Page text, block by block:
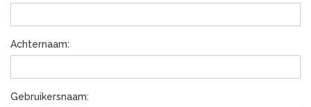
Achternaam:
Gebruikersnaam: